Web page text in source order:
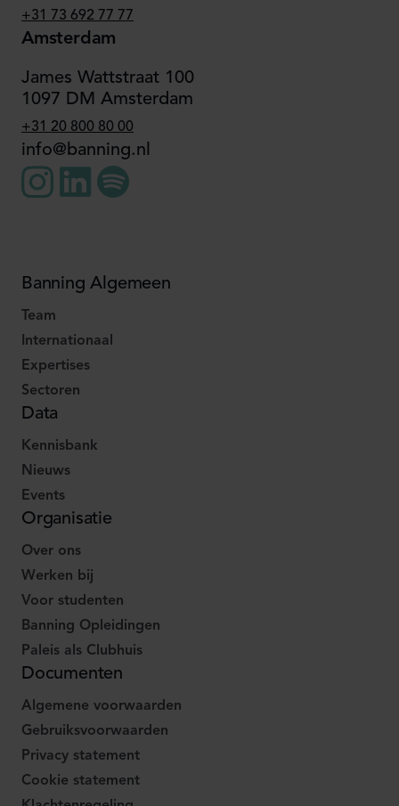
+31 73 692 77 77
Amsterdam
James Wattstraat 100
1097 DM Amsterdam
+31 20 800 80 00
info@banning.nl
Banning Algemeen
Team
Internationaal
Expertises
Sectoren
Data
Kennisbank
Nieuws
Events
Organisatie
Over ons
Werken bij
Voor studenten
Banning Opleidingen
Paleis als Clubhuis
Documenten
Algemene voorwaarden
Gebruiksvoorwaarden
Privacy statement
Cookie statement